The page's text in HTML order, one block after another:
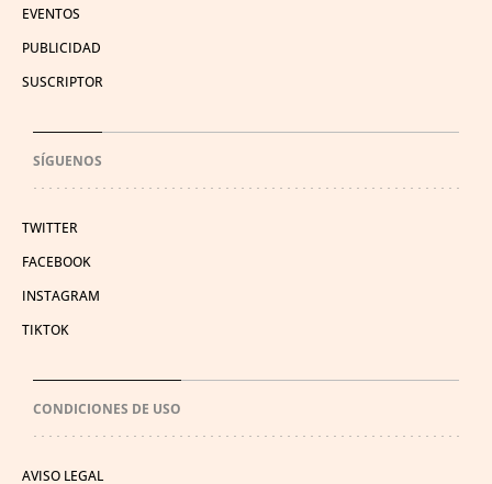
EVENTOS
PUBLICIDAD
SUSCRIPTOR
SÍGUENOS
TWITTER
FACEBOOK
INSTAGRAM
TIKTOK
CONDICIONES DE USO
AVISO LEGAL